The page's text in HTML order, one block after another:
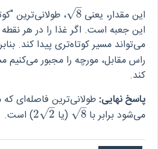
این مقدار، یعنی 8
–
√
8، طولانی‌ترین
این جعبه است. اگر غذا را در هر
می‌تواند مسیر کوتاه‌تری پیدا کند.
راس مقابل، مورچه را مجبور می‌کنیم
کند.
پاسخ نهایی: طولانی‌ترین فاصله‌ای
می‌شود برابر با 8
–
√
8 (یا 2 2
–
√
22 ) است.